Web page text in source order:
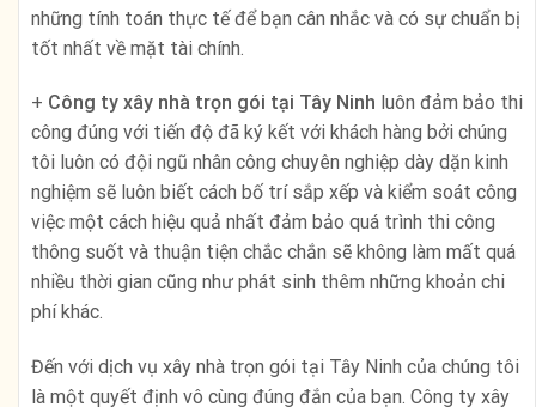
những tính toán thực tế để bạn cân nhắc và có sự chuẩn bị
tốt nhất về mặt tài chính.
+ Công ty xây nhà trọn gói tại Tây Ninh luôn đảm bảo thi
công đúng với tiến độ đã ký kết với khách hàng bởi chúng
tôi luôn có đội ngũ nhân công chuyên nghiệp dày dặn kinh
nghiệm sẽ luôn biết cách bố trí sắp xếp và kiểm soát công
việc một cách hiệu quả nhất đảm bảo quá trình thi công
thông suốt và thuận tiện chắc chắn sẽ không làm mất quá
nhiều thời gian cũng như phát sinh thêm những khoản chi
phí khác.
Đến với dịch vụ xây nhà trọn gói tại Tây Ninh của chúng tôi
là một quyết định vô cùng đúng đắn của bạn. Công ty xây